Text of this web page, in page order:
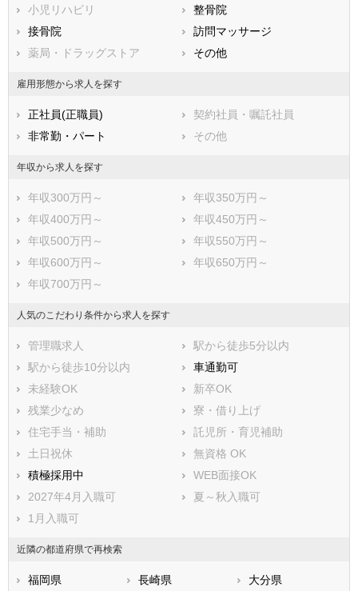
小児リハビリ
整骨院
接骨院
訪問マッサージ
薬局・ドラッグストア
その他
雇用形態から求人を探す
正社員(正職員)
契約社員・嘱託社員
非常勤・パート
その他
年収から求人を探す
年収300万円～
年収350万円～
年収400万円～
年収450万円～
年収500万円～
年収550万円～
年収600万円～
年収650万円～
年収700万円～
人気のこだわり条件から求人を探す
管理職求人
駅から徒歩5分以内
駅から徒歩10分以内
車通勤可
未経験OK
新卒OK
残業少なめ
寮・借り上げ
住宅手当・補助
託児所・育児補助
土日祝休
無資格 OK
積極採用中
WEB面接OK
2027年4月入職可
夏～秋入職可
1月入職可
近隣の都道府県で再検索
福岡県 長崎県
大分県